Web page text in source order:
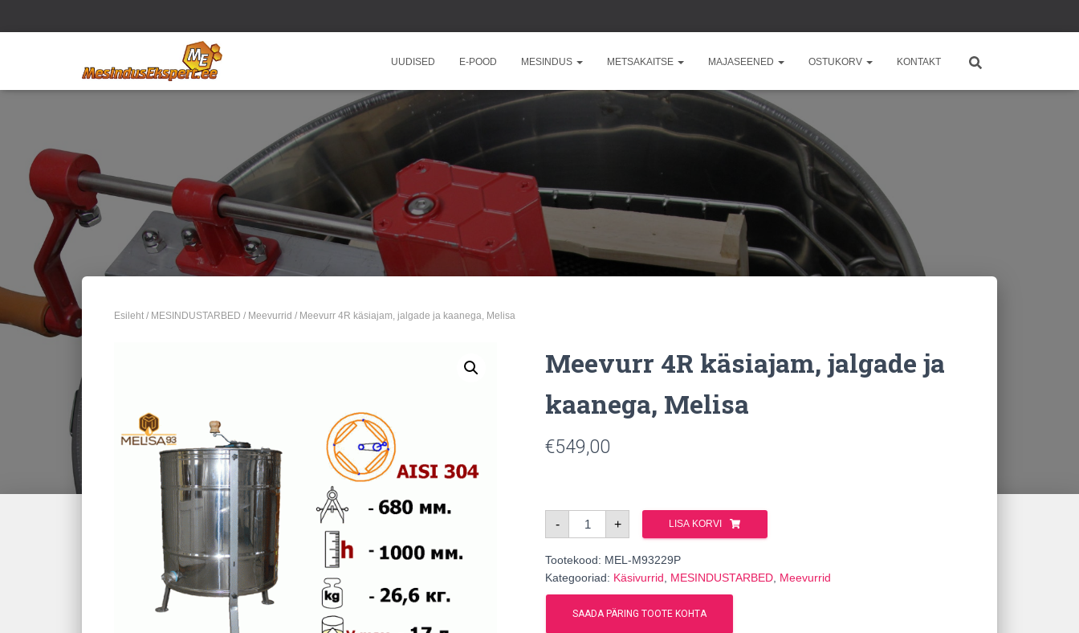
UUDISED E-POOD MESINDUS METSAKAITSE MAJASEENED OSTUKORV KONTAKT
Esileht / MESINDUSTARBED / Meevurrid / Meevurr 4R käsiajam, jalgade ja kaanega, Melisa
Meevurr 4R käsiajam, jalgade ja
kaanega, Melisa
€549,00
-
Meevurr
käsiajam,
ja
kaanega,
Melisa
kogus
+ LISA KORVI
Tootekood: MEL-M93229P
Kategooriad: Käsivurrid MESINDUSTARBED Meevurrid
SAADA PÄRING TOOTE KOHTA